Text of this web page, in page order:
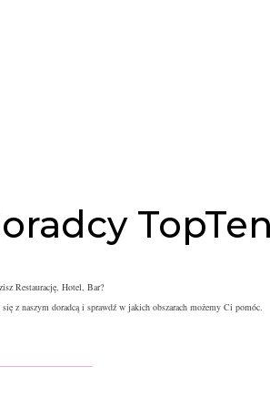
Restaurację, Hotel, Bar?
z naszym doradcą i sprawdź w jakich obszarach możemy Ci pomóc.